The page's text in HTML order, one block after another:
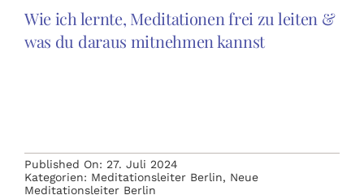
Wie ich lernte, Meditationen frei zu leiten &
was du daraus mitnehmen kannst
Published On: 27. Juli 2024
Kategorien: Meditationsleiter Berlin, Neue
Meditationsleiter Berlin